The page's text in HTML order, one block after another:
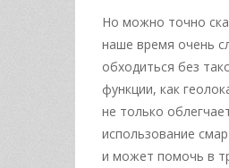
Но можно точно
наше время очень
обходиться без
функции, как
не только
использование
и может помочь в